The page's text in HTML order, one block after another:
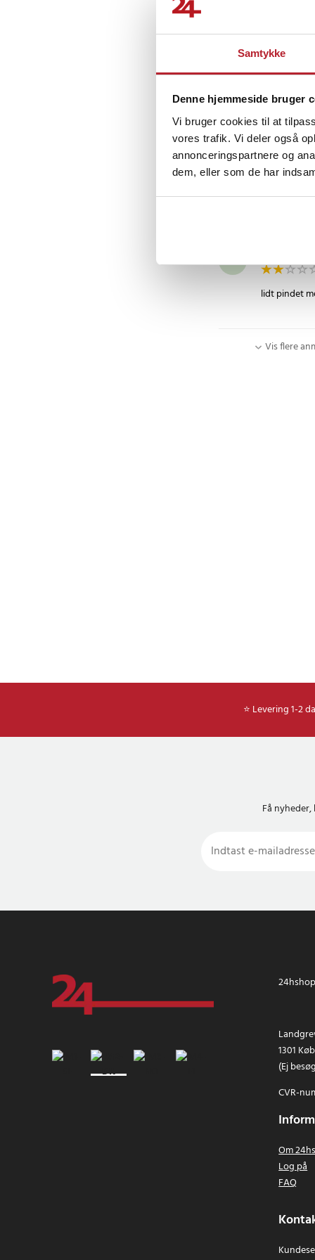
Samtykke
Denne hjemmeside bruger
Vi bruger cookies til at
vores trafik. Vi deler også
annonceringspartnere og
dem, eller som de har
Inger-Lise S
Produktet
G GJ.•1 år
OK fra først
TM
lidt pindet
Vis flere
⭐ Levering 1-2
Få
1301
(Ej
CVR-
Om
Log på
FAQ